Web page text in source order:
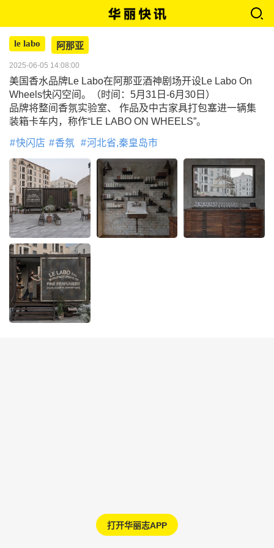
le labo 阿那亚
2025-06-05 14:08:00
美国香水品牌Le Labo在阿那亚酒神剧场开设Le Labo On
Wheels快闪空间。（时间：5月31日-6月30日）
品牌将整间香氛实验室、 作品及中古家具打包塞进一辆集
装箱卡车内，称作“LE LABO ON WHEELS”。
快闪店 香氛 河北省,秦皇岛市
打开华丽志APP